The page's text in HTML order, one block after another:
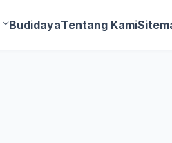
BudidayaTentang Kami